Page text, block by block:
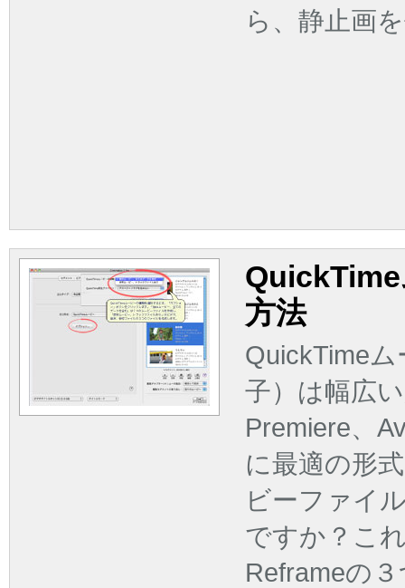
ら、静止画
方法
QuickTime
子）は幅広
Premiere、
に最適の形
ビーファイ
ですか？こ
Reframeの